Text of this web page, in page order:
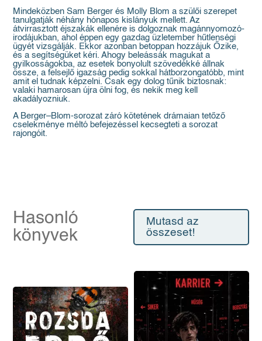
Mindeközben Sam Berger és Molly Blom a szülői szerepet
tanulgatják néhány hónapos kislányuk mellett. Az
átvirrasztott éjszakák ellenére is dolgoznak magánnyomozó-
irodájukban, ahol éppen egy gazdag üzletember hűtlenségi
ügyét vizsgálják. Ekkor azonban betoppan hozzájuk Őzike,
és a segítségüket kéri. Ahogy beleássák magukat a
gyilkosságokba, az esetek bonyolult szövedékké állnak
össze, a felsejlő igazság pedig sokkal hátborzongatóbb, mint
amit el tudnak képzelni. Csak egy dolog tűnik biztosnak:
valaki hamarosan újra ölni fog, és nekik meg kell
akadályozniuk.
A Berger–Blom-sorozat záró kötetének drámaian tetőző
cselekménye méltó befejezéssel kecsegteti a sorozat
rajongóit.
Hasonló
könyvek
Mutasd az
összeset!